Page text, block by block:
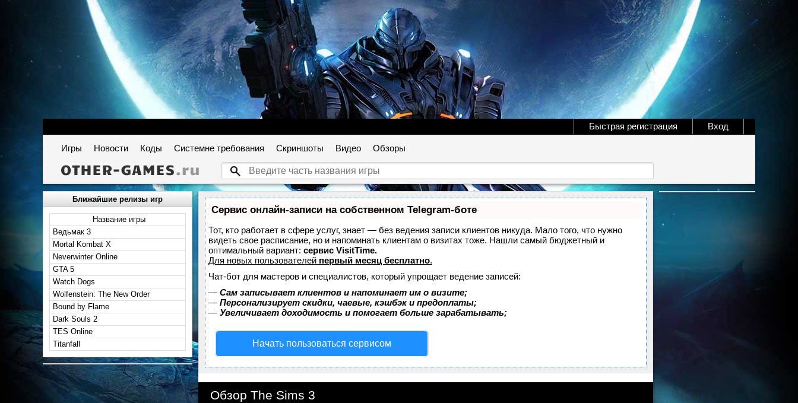
Сервис онлайн-записи на собственном Telegram-боте
Тот, кто работает в сфере услуг, знает — без ведения записи клиентов никуда. Мало того, что нужно
видеть свое расписание, но и напоминать клиентам о визитах тоже. Нашли самый бюджетный и
оптимальный вариант: сервис VisitTime.
Для новых пользователей первый месяц бесплатно.
Чат-бот для мастеров и специалистов, который упрощает ведение записей:
— Сам записывает клиентов и напоминает им о визите;
— Персонализирует скидки, чаевые, кэшбэк и предоплаты;
— Увеличивает доходимость и помогает больше зарабатывать;
Начать пользоваться сервисом
Обзор The Sims 3
Ближайшие релизы игр
Название игры
Ведьмак 3
Mortal Kombat X
Neverwinter Online
GTA 5
Watch Dogs
Wolfenstein: The New Order
Bound by Flame
Dark Souls 2
TES Online
Titanfall
Вход
Быстрая регистрация
Игры Новости Коды Системне требования Скриншоты Видео Обзоры